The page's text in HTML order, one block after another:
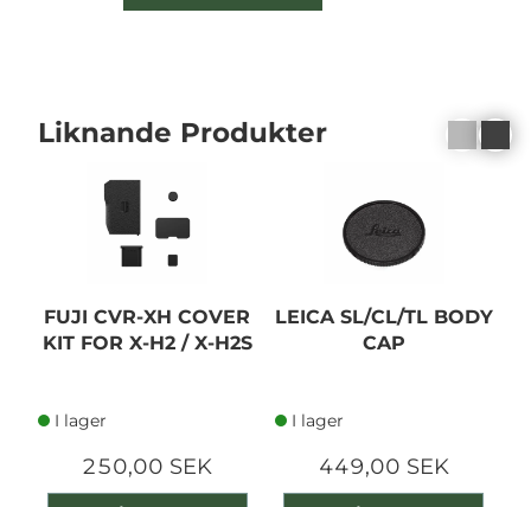
Liknande Produkter
FUJI CVR-XH COVER
KIT FOR X-H2 / X-H2S
I lager
250,00 SEK
LEICA SL/CL/TL BODY
CAP
I lager
449,00 SEK